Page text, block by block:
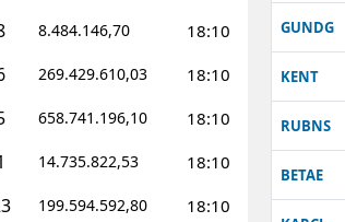
Malatya
Manisa
Kahramanmaraş
Mardin
Muğla
8.484.146,70 18:10
269.429.610,03 18:10
658.741.196,10 18:10
14.735.822,53 18:10
199.594.592,80 18:10
GUNDG
KENT
RUBNS
BETAE